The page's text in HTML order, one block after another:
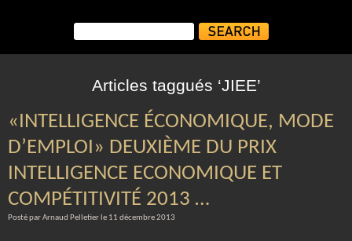
Articles taggués ‘JIEE’
«INTELLIGENCE ÉCONOMIQUE, MODE
D’EMPLOI» DEUXIÈME DU PRIX
INTELLIGENCE ECONOMIQUE ET
COMPÉTITIVITÉ 2013 …
Posté par Arnaud Pelletier le 11 décembre 2013